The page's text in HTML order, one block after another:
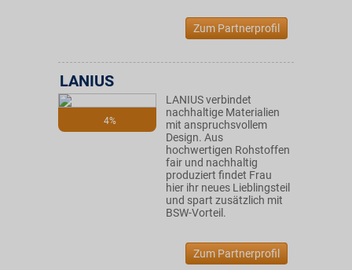
Zum Partnerprofil
4%
LANIUS
LANIUS verbindet
nachhaltige Materialien
mit anspruchsvollem
Design. Aus
hochwertigen Rohstoffen
fair und nachhaltig
produziert findet Frau
hier ihr neues Lieblingsteil
und spart zusätzlich mit
BSW-Vorteil.
Zum Partnerprofil